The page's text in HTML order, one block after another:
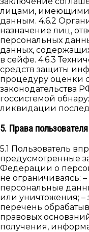
лицами, имеющими
данным. 4.6.2
назначение лиц,
персональных
данных,
в сейфе. 4.6.3
средств защиты
процедуру оценки
законодательства
госсистемой
ликвидации
5. Права пользователя
5.1 Пользователь
предусмотренные
Федерации о
не ограничиваясь: –
персональные
или уничтожения; –
перечень
правовых
получения,